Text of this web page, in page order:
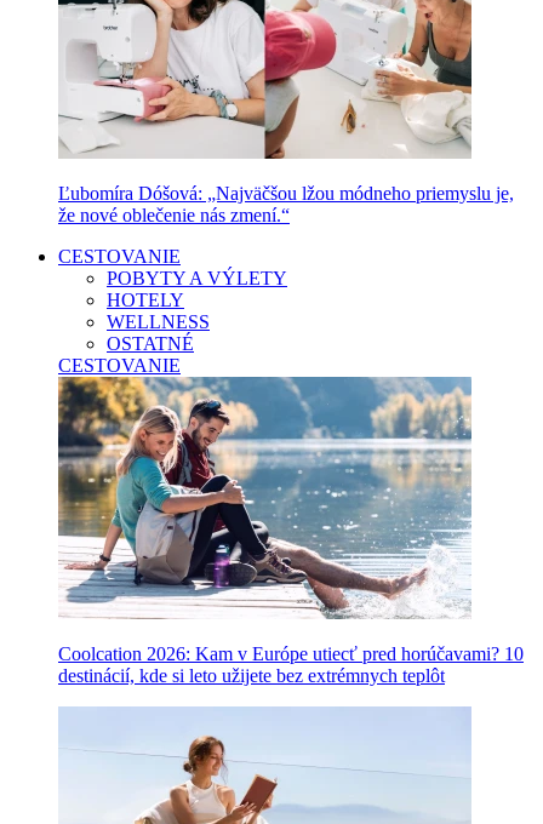
Ľubomíra Dóšová: „Najväčšou lžou módneho priemyslu je,
že nové oblečenie nás zmení.“
CESTOVANIE
POBYTY A VÝLETY
HOTELY
WELLNESS
OSTATNÉ
CESTOVANIE
Coolcation 2026: Kam v Európe utiecť pred horúčavami? 10
destinácií, kde si leto užijete bez extrémnych teplôt